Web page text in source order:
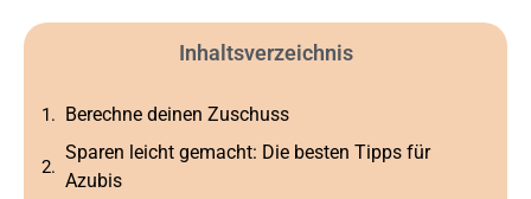
Inhaltsverzeichnis
Berechne deinen Zuschuss
Sparen leicht gemacht: Die besten Tipps für
Azubis